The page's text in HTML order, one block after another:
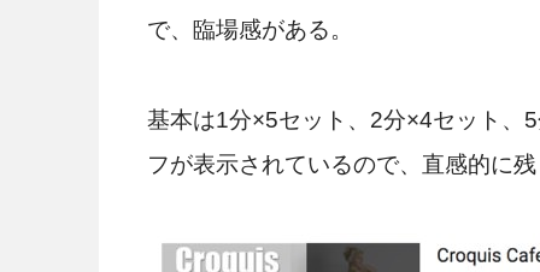
で、臨場感がある。
基本は1分×5セット、2分×4セット、
フが表示されているので、直感的に